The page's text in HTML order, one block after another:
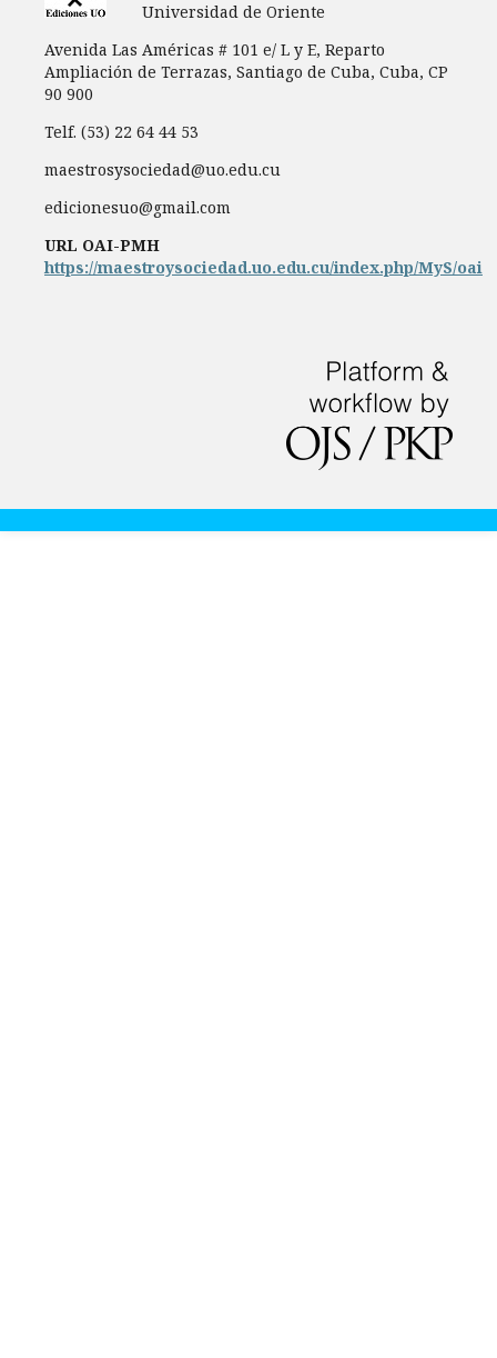
Universidad de Oriente
Avenida Las Américas # 101 e/ L y E, Reparto
Ampliación de Terrazas, Santiago de Cuba, Cuba, CP
90 900
Telf. (53) 22 64 44 53
maestrosysociedad@uo.edu.cu
edicionesuo@gmail.com
URL OAI-PMH
https://maestroysociedad.uo.edu.cu/index.php/MyS/oai